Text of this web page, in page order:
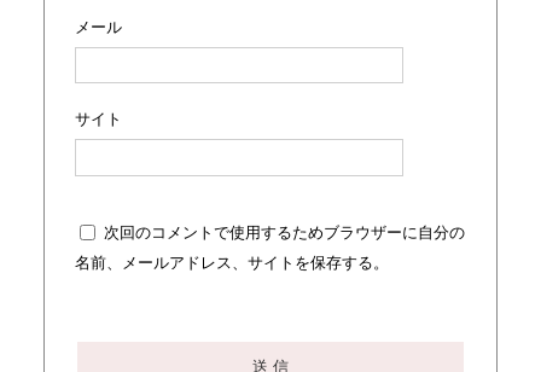
メール
サイト
次回のコメントで使用するためブラウザーに自分の
名前、メールアドレス、サイトを保存する。